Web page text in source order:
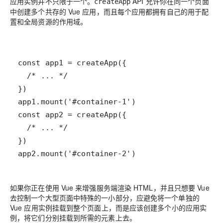
中创建多个共存的 Vue 应用，而且每个应用都拥有自己的用于配
置和全局资源的作用域。
app2.mount('#container-2')
如果你正在使用 Vue 来增强服务端渲染 HTML，并且只想要 Vue
去控制一个大型页面中特殊的一小部分，应避免将一个单独的
Vue 应用实例挂载到整个页面上，而是应该创建多个小的应用实
例，将它们分别挂载到所需的元素上去。